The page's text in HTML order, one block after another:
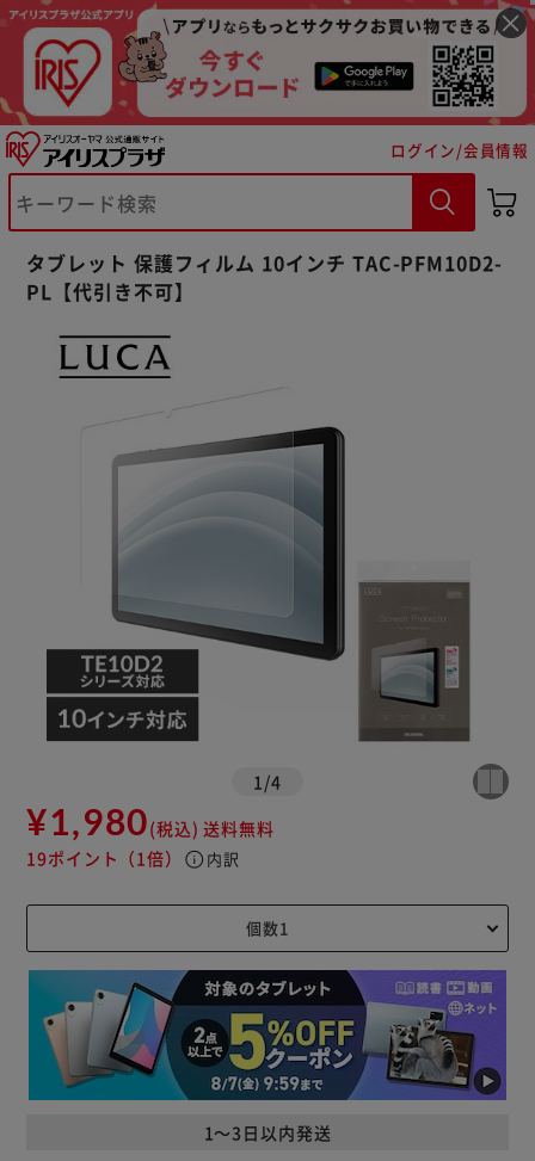
ログイン/会員情報
タブレット 保護フィルム 10インチ TAC-PFM10D2-
PL【代引き不可】
1 /4
¥1,980(税込) 送料無料
19ポイント （1倍） info 内訳
1～3日以内発送
※ご確認ください
カートに入れる 購入手続きへ